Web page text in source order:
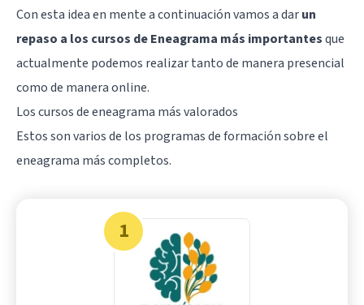
Con esta idea en mente a continuación vamos a darun
repaso a los cursos de Eneagrama más importantesque
actualmente podemos realizar tanto de manera presencial
como de manera online.
Los cursos de eneagrama más valorados
Estos son varios de los programas de formación sobre el
eneagrama más completos.
1